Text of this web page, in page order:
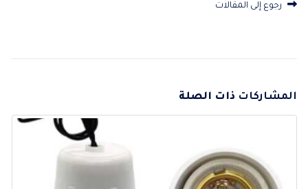
رجوع إلى المقالات
المشاركات ذات الصلة